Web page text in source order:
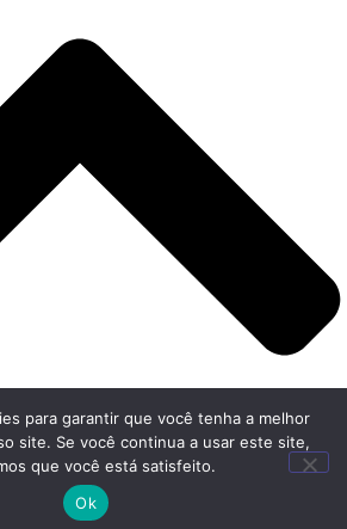
para garantir que você tenha a melhor
site. Se você continua a usar este site,
que você está satisfeito.
Ok